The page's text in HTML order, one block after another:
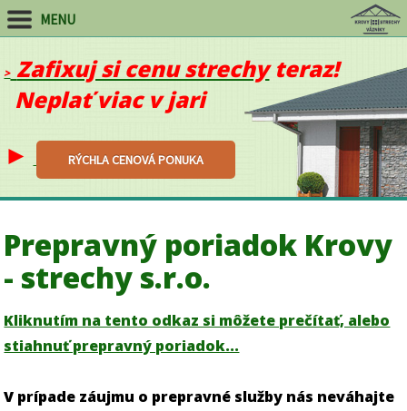
MENU
> Zafixuj si cenu strechyteraz!
Neplať viac v jari
► RÝCHLA CENOVÁ PONUKA
Prepravný poriadok Krovy
- strechy s.r.o.
Kliknutím na tento odkaz si môžete prečítať, alebo
stiahnuť prepravný poriadok...
V prípade záujmu o prepravné služby nás neváhajte